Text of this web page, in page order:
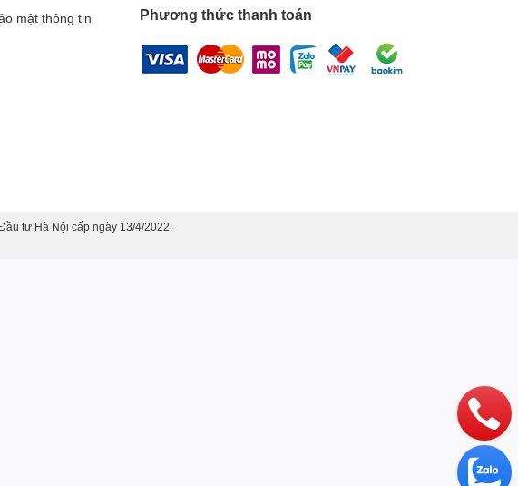
mật thông tin
Phương thức thanh toán
tư Hà Nội cấp ngày 13/4/2022.